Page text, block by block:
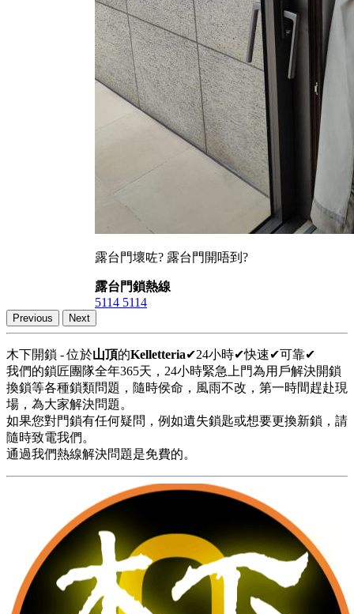
露台門壞咗? 露台門開唔到?
露台門鎖熱線
5114 5114
Previous Next
木下開鎖 - 位於山頂的Kelletteria✔24小時✔快速✔可靠✔
我們的鎖匠團隊全年365天，24小時緊急上門為用戶解決開鎖
換鎖等各種鎖類問題，隨時侯命，風雨不改，第一時間趕赴現
場，為大家解決問題。
如果您對門鎖有任何疑問，例如遺失鎖匙或想要更換新鎖，請
隨時致電我們。
通過我們熱線解決問題是免費的。